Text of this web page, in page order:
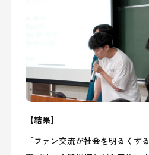
【結果】
「ファン交流が社会を明るくす